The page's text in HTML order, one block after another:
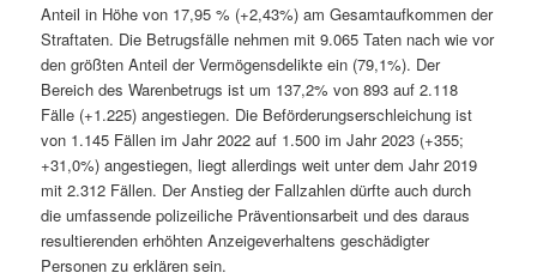
Anteil in Höhe von 17,95 % (+2,43%) am Gesamtaufkommen der
Straftaten. Die Betrugsfälle nehmen mit 9.065 Taten nach wie vor
den größten Anteil der Vermögensdelikte ein (79,1%). Der
Bereich des Warenbetrugs ist um 137,2% von 893 auf 2.118
Fälle (+1.225) angestiegen. Die Beförderungserschleichung ist
von 1.145 Fällen im Jahr 2022 auf 1.500 im Jahr 2023 (+355;
+31,0%) angestiegen, liegt allerdings weit unter dem Jahr 2019
mit 2.312 Fällen. Der Anstieg der Fallzahlen dürfte auch durch
die umfassende polizeiliche Präventionsarbeit und des daraus
resultierenden erhöhten Anzeigeverhaltens geschädigter
Personen zu erklären sein.